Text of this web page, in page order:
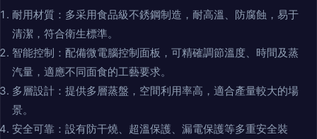
耐用材質：多采用食品級不銹鋼制造，耐高溫、防腐蝕，易于
清潔，符合衛生標準。
智能控制：配備微電腦控制面板，可精確調節溫度、時間及蒸
汽量，適應不同面食的工藝要求。
多層設計：提供多層蒸盤，空間利用率高，適合產量較大的場
景。
安全可靠：設有防干燒、超溫保護、漏電保護等多重安全裝